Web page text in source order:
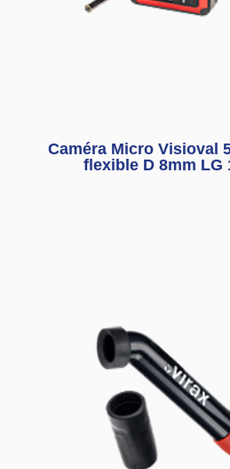
Caméra Micro Visioval
flexible D 8mm LG